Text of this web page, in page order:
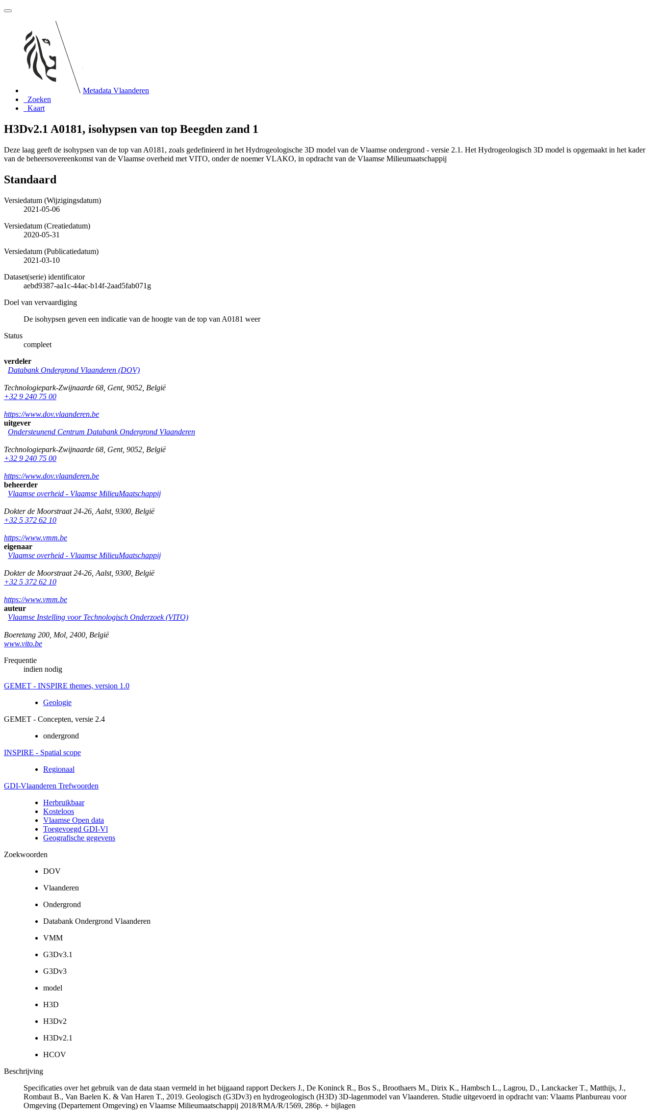
Metadata Vlaanderen
Zoeken
Kaart
H3Dv2.1 A0181, isohypsen van top Beegden zand 1
Deze laag geeft de isohypsen van de top van A0181, zoals gedefinieerd in het Hydrogeologische 3D model van de Vlaamse ondergrond - versie 2.1. Het Hydrogeologisch 3D model is opgemaakt in het kader
van de beheersovereenkomst van de Vlaamse overheid met VITO, onder de noemer VLAKO, in opdracht van de Vlaamse Milieumaatschappij
Standaard
Versiedatum (Wijzigingsdatum)
2021-05-06
Versiedatum (Creatiedatum)
2020-05-31
Versiedatum (Publicatiedatum)
2021-03-10
Dataset(serie) identificator
aebd9387-aa1c-44ac-b14f-2aad5fab071g
Doel van vervaardiging
De isohypsen geven een indicatie van de hoogte van de top van A0181 weer
Status
compleet
verdeler
Databank Ondergrond Vlaanderen (DOV)
Technologiepark-Zwijnaarde 68 Gent, 9052 België
+32 9 240 75 00
https://www.dov.vlaanderen.be
uitgever
Ondersteunend Centrum Databank Ondergrond Vlaanderen
Technologiepark-Zwijnaarde 68 Gent, 9052 België
+32 9 240 75 00
https://www.dov.vlaanderen.be
beheerder
Vlaamse overheid - Vlaamse MilieuMaatschappij
Dokter de Moorstraat 24-26 Aalst, 9300 België
+32 5 372 62 10
https://www.vmm.be
eigenaar
Vlaamse overheid - Vlaamse MilieuMaatschappij
Dokter de Moorstraat 24-26 Aalst, 9300 België
+32 5 372 62 10
https://www.vmm.be
auteur
Vlaamse Instelling voor Technologisch Onderzoek (VITO)
Boeretang 200 Mol 2400 België
www.vito.be
Frequentie
indien nodig
GEMET - INSPIRE themes, version 1.0
Geologie
GEMET - Concepten, versie 2.4
ondergrond
INSPIRE - Spatial scope
Regionaal
GDI-Vlaanderen Trefwoorden
Herbruikbaar
Kosteloos
Vlaamse Open data
Toegevoegd GDI-Vl
Geografische gegevens
Zoekwoorden
DOV
Vlaanderen
Ondergrond
Databank Ondergrond Vlaanderen
VMM
G3Dv3.1
G3Dv3
model
H3D
H3Dv2
H3Dv2.1
HCOV
Beschrijving
Specificaties over het gebruik van de data staan vermeld in het bijgaand rapport Deckers J., De Koninck R., Bos S., Broothaers M., Dirix K., Hambsch L., Lagrou, D., Lanckacker T., Matthijs, J.,
Rombaut B., Van Baelen K. & Van Haren T., 2019. Geologisch (G3Dv3) en hydrogeologisch (H3D) 3D-lagenmodel van Vlaanderen. Studie uitgevoerd in opdracht van: Vlaams Planbureau voor
Omgeving (Departement Omgeving) en Vlaamse Milieumaatschappij 2018/RMA/R/1569, 286p. + bijlagen